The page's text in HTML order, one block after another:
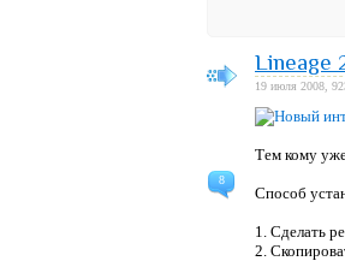
8
Lineage
19 июля 2008,
Тем кому
Способ
1. Сделать
2.